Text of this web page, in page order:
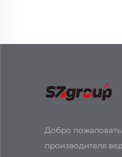
Добро пожаловать
производителя